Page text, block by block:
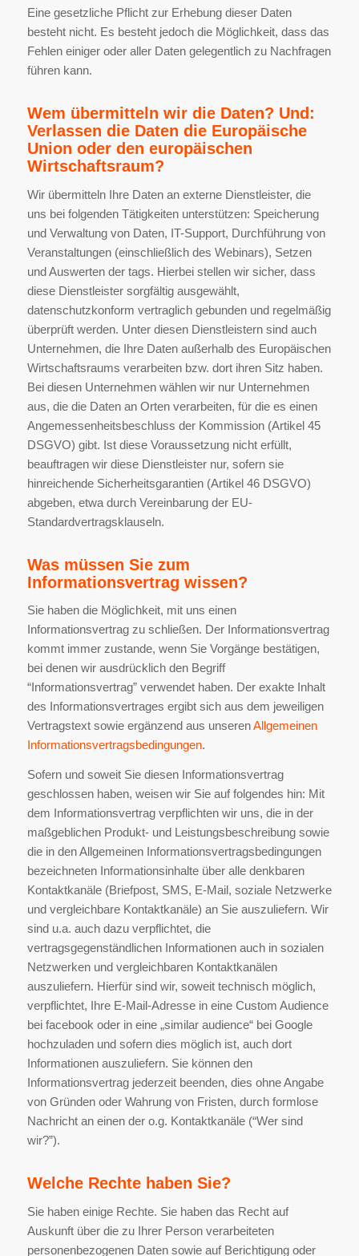
Eine gesetzliche Pflicht zur Erhebung dieser Daten
besteht nicht. Es besteht jedoch die Möglichkeit, dass das
Fehlen einiger oder aller Daten gelegentlich zu Nachfragen
führen kann.
Wem übermitteln wir die Daten? Und:
Verlassen die Daten die Europäische
Union oder den europäischen
Wirtschaftsraum?
Wir übermitteln Ihre Daten an externe Dienstleister, die
uns bei folgenden Tätigkeiten unterstützen: Speicherung
und Verwaltung von Daten, IT-Support, Durchführung von
Veranstaltungen (einschließlich des Webinars), Setzen
und Auswerten der tags. Hierbei stellen wir sicher, dass
diese Dienstleister sorgfältig ausgewählt,
datenschutzkonform vertraglich gebunden und regelmäßig
überprüft werden. Unter diesen Dienstleistern sind auch
Unternehmen, die Ihre Daten außerhalb des Europäischen
Wirtschaftsraums verarbeiten bzw. dort ihren Sitz haben.
Bei diesen Unternehmen wählen wir nur Unternehmen
aus, die die Daten an Orten verarbeiten, für die es einen
Angemessenheitsbeschluss der Kommission (Artikel 45
DSGVO) gibt. Ist diese Voraussetzung nicht erfüllt,
beauftragen wir diese Dienstleister nur, sofern sie
hinreichende Sicherheitsgarantien (Artikel 46 DSGVO)
abgeben, etwa durch Vereinbarung der EU-
Standardvertragsklauseln.
Was müssen Sie zum
Informationsvertrag wissen?
Sie haben die Möglichkeit, mit uns einen
Informationsvertrag zu schließen. Der Informationsvertrag
kommt immer zustande, wenn Sie Vorgänge bestätigen,
bei denen wir ausdrücklich den Begriff
“Informationsvertrag” verwendet haben. Der exakte Inhalt
des Informationsvertrages ergibt sich aus dem jeweiligen
Vertragstext sowie ergänzend aus unseren ​Allgemeinen
Informationsvertragsbedingungen​.
Sofern und soweit Sie diesen Informationsvertrag
geschlossen haben, weisen wir Sie auf folgendes hin: Mit
dem Informationsvertrag verpflichten wir uns, die in der
maßgeblichen Produkt- und Leistungsbeschreibung sowie
die in den ​Allgemeinen Informationsvertragsbedingungen​
bezeichneten Informationsinhalte über alle denkbaren
Kontaktkanäle (Briefpost, SMS, E-Mail, soziale Netzwerke
und vergleichbare Kontaktkanäle) an Sie auszuliefern. Wir
sind u.a. auch dazu verpflichtet, die
vertragsgegenständlichen Informationen auch in sozialen
Netzwerken und vergleichbaren Kontaktkanälen
auszuliefern. Hierfür sind wir, soweit technisch möglich,
verpflichtet, Ihre E-Mail-Adresse in eine Custom Audience
bei facebook oder in eine „similar audience“ bei Google
hochzuladen und sofern dies möglich ist, auch dort
Informationen auszuliefern. Sie können den
Informationsvertrag jederzeit beenden, dies ohne Angabe
von Gründen oder Wahrung von Fristen, durch formlose
Nachricht an einen der o.g. Kontaktkanäle (“Wer sind
wir?”).
Welche Rechte haben Sie?
Sie haben einige Rechte. Sie haben das Recht auf
Auskunft über die zu Ihrer Person verarbeiteten
personenbezogenen Daten sowie auf Berichtigung oder